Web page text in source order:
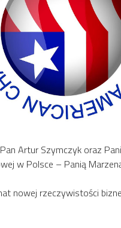
Artur Szymczyk oraz
w Polsce – Panią
nowej rzeczywistości